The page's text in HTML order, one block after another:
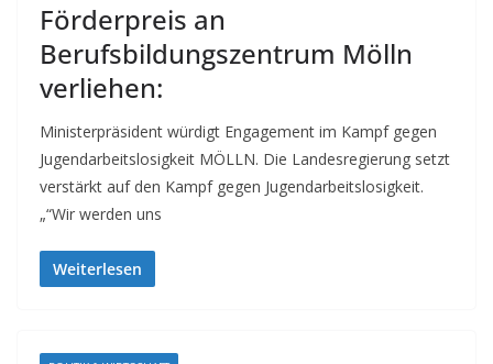
Förderpreis an
Berufsbildungszentrum Mölln
verliehen:
Ministerpräsident würdigt Engagement im Kampf gegen
Jugendarbeitslosigkeit MÖLLN. Die Landesregierung setzt
verstärkt auf den Kampf gegen Jugendarbeitslosigkeit.
„“Wir werden uns
Weiterlesen